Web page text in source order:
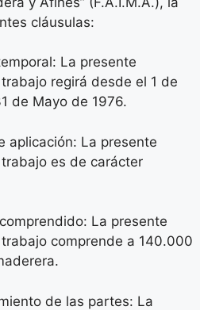
cláusulas:
La presente
regirá desde el 1 de
de Mayo de 1976.
aplicación: La presente
es de carácter
La presente
comprende a 140.000
de las partes: La